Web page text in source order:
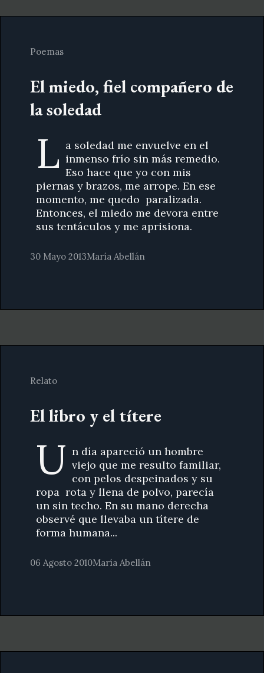
Poemas
El miedo, fiel compañero de
la soledad
L a soledad me envuelve en el
inmenso frío sin más remedio.
Eso hace que yo con mis
piernas y brazos, me arrope. En ese
momento, me quedo paralizada.
Entonces, el miedo me devora entre
sus tentáculos y me aprisiona.
30 Mayo 2013María Abellán
Relato
El libro y el títere
U n día apareció un hombre
viejo que me resulto familiar,
con pelos despeinados y su
ropa rota y llena de polvo, parecía
un sin techo. En su mano derecha
observé que llevaba un títere de
forma humana...
06 Agosto 2010María Abellán